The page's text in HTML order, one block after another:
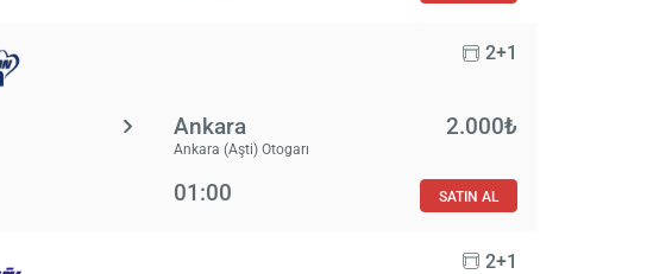
2+1
Ankara
Ankara (Aşti) Otogarı
2.000₺
01:00 SATIN AL
2+1